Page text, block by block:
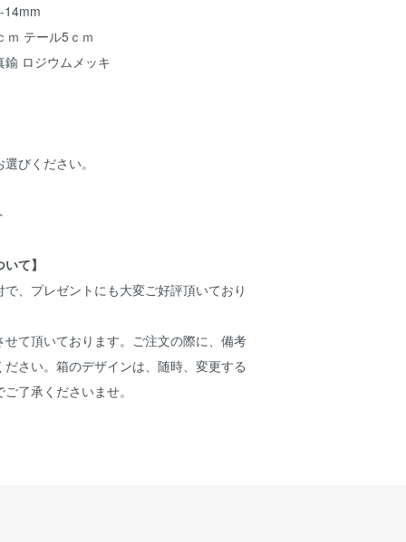
14mm
ｍ テール5ｃｍ
鍮 ロジウムメッキ
びください。
て】
、プレゼントにも大変ご好評頂いており
せて頂いております。ご注文の際に、備考
さい。箱のデザインは、随時、変更する
了承くださいませ。